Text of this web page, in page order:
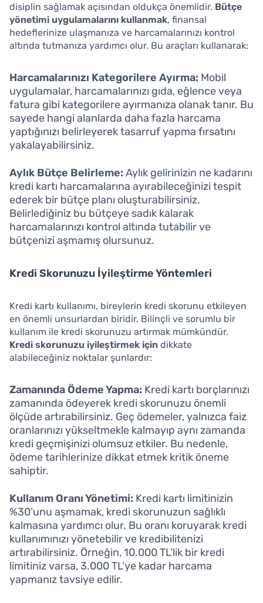
disiplin sağlamak açısından oldukça önemlidir. Bütçe
yönetimi uygulamalarını kullanmak, finansal
hedeflerinize ulaşmanıza ve harcamalarınızı kontrol
altında tutmanıza yardımcı olur. Bu araçları kullanarak:
Harcamalarınızı Kategorilere Ayırma: Mobil
uygulamalar, harcamalarınızı gıda, eğlence veya
fatura gibi kategorilere ayırmanıza olanak tanır. Bu
sayede hangi alanlarda daha fazla harcama
yaptığınızı belirleyerek tasarruf yapma fırsatını
yakalayabilirsiniz.
Aylık Bütçe Belirleme: Aylık gelirinizin ne kadarını
kredi kartı harcamalarına ayırabileceğinizi tespit
ederek bir bütçe planı oluşturabilirsiniz.
Belirlediğiniz bu bütçeye sadık kalarak
harcamalarınızı kontrol altında tutabilir ve
bütçenizi aşmamış olursunuz.
Kredi Skorunuzu İyileştirme Yöntemleri
Kredi kartı kullanımı, bireylerin kredi skorunu etkileyen
en önemli unsurlardan biridir. Bilinçli ve sorumlu bir
kullanım ile kredi skorunuzu artırmak mümkündür.
Kredi skorunuzu iyileştirmek için dikkate
alabileceğiniz noktalar şunlardır:
Zamanında Ödeme Yapma: Kredi kartı borçlarınızı
zamanında ödeyerek kredi skorunuzu önemli
ölçüde artırabilirsiniz. Geç ödemeler, yalnızca faiz
oranlarınızı yükseltmekle kalmayıp aynı zamanda
kredi geçmişinizi olumsuz etkiler. Bu nedenle,
ödeme tarihlerinize dikkat etmek kritik öneme
sahiptir.
Kullanım Oranı Yönetimi: Kredi kartı limitinizin
%30’unu aşmamak, kredi skorunuzun sağlıklı
kalmasına yardımcı olur. Bu oranı koruyarak kredi
kullanımınızı yönetebilir ve kredibilitenizi
artırabilirsiniz. Örneğin, 10.000 TL’lik bir kredi
limitiniz varsa, 3.000 TL’ye kadar harcama
yapmanız tavsiye edilir.